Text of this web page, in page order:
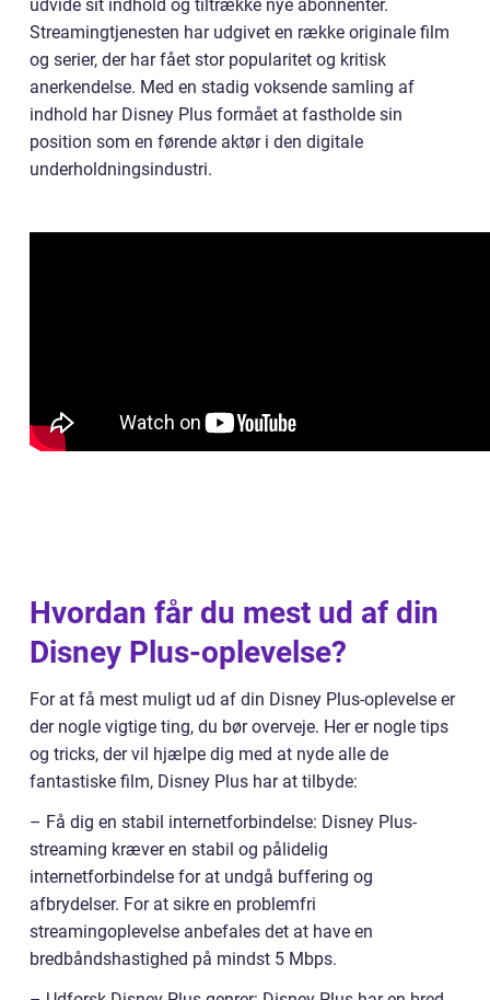
udvide sit indhold og tiltrække nye abonnenter.
Streamingtjenesten har udgivet en række originale film
og serier, der har fået stor popularitet og kritisk
anerkendelse. Med en stadig voksende samling af
indhold har Disney Plus formået at fastholde sin
position som en førende aktør i den digitale
underholdningsindustri.
Hvordan får du mest ud af din
Disney Plus-oplevelse?
For at få mest muligt ud af din Disney Plus-oplevelse er
der nogle vigtige ting, du bør overveje. Her er nogle tips
og tricks, der vil hjælpe dig med at nyde alle de
fantastiske film, Disney Plus har at tilbyde:
– Få dig en stabil internetforbindelse: Disney Plus-
streaming kræver en stabil og pålidelig
internetforbindelse for at undgå buffering og
afbrydelser. For at sikre en problemfri
streamingoplevelse anbefales det at have en
bredbåndshastighed på mindst 5 Mbps.